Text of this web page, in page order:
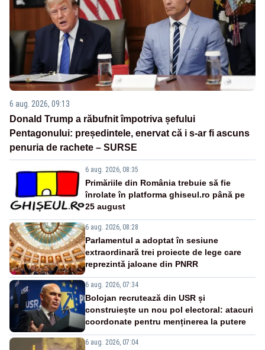
6 aug. 2026, 09:13
Donald Trump a răbufnit împotriva șefului
Pentagonului: președintele, enervat că i s-ar fi ascuns
penuria de rachete – SURSE
6 aug. 2026, 08:35
Primăriile din România trebuie să fie
înrolate în platforma ghiseul.ro până pe
25 august
6 aug. 2026, 08:28
Parlamentul a adoptat în sesiune
extraordinară trei proiecte de lege care
reprezintă jaloane din PNRR
6 aug. 2026, 07:34
Bolojan recrutează din USR și
construiește un nou pol electoral: atacuri
coordonate pentru menținerea la putere
6 aug. 2026, 07:04